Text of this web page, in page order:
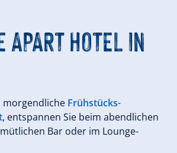
APART HOTEL IN
morgendliche Frühstücks-
, entspannen Sie beim abendlichen
Bar oder im Lounge-